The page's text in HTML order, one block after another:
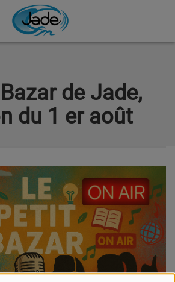
de Jade,
du 1 er août